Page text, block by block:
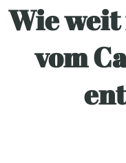
Wie
vom